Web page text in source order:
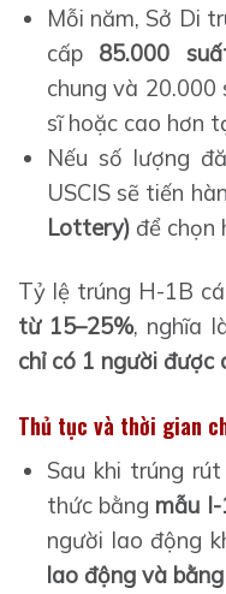
Mỗi năm, Sở Di
cấp 85.000
chung và
sĩ hoặc cao hơn
Nếu số lượng
USCIS sẽ tiến
Lottery)để chọn
Tỷ lệ trúng H-1B
từ 15–25%, nghĩa
chỉ có 1 người được
Thủ tục và thời gian
Sau khi trúng
thức bằng mẫu
người lao động
lao động và